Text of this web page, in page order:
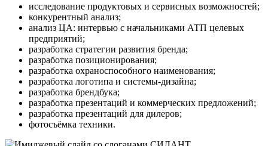
исследование продуктовых и сервисных возможностей;
конкурентный анализ;
анализ ЦА: интервью с начальниками АТП целевых
предприятий;
разработка стратегии развития бренда;
разработка позиционирования;
разработка охраноспособного наименования;
разработка логотипа и системы-дизайна;
разработка брендбука;
разработка презентаций и коммерческих предложений;
разработка презентаций для дилеров;
фотосъёмка техники.